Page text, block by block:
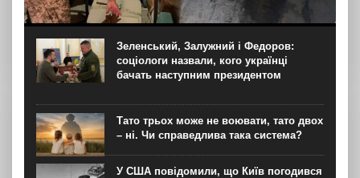
Під час моніторингового візиту до Берегівського РТЦК
та СП представник уповноваженого Верховної Ради з
питань захисту прав людини в Закарпатській області
Андрій Крючков зафіксував масові порушення. Про це
в...
Зеленський, Залужний і Федоров:
соціологи назвали, кого українці
бачать наступним президентом
Тато трьох може не воювати, тато двох
– ні. Чи справедлива така система?
У США повідомили, що Київ погодився